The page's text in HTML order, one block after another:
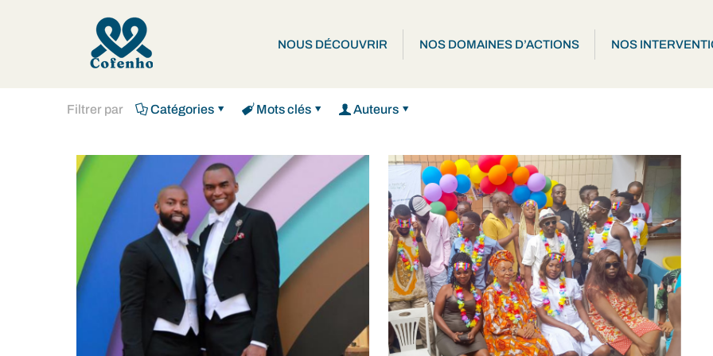
NOUS DÉCOUVRIR NOS DOMAINES D’ACTIONS NOS
Filtrer par Catégories Mots clés Auteurs